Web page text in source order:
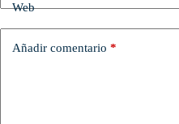
Web
Añadir comentario *